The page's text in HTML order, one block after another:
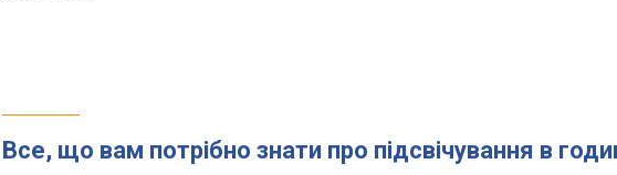
Все, що вам потрібно знати про підсвічування в